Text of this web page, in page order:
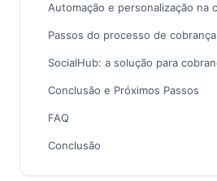
Automação e personalização na
Passos do processo de cobrança
SocialHub: a solução para
Conclusão e Próximos Passos
FAQ
Conclusão